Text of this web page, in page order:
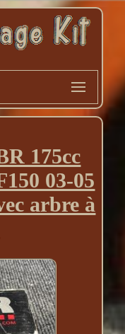
175cc
03-05
arbre à